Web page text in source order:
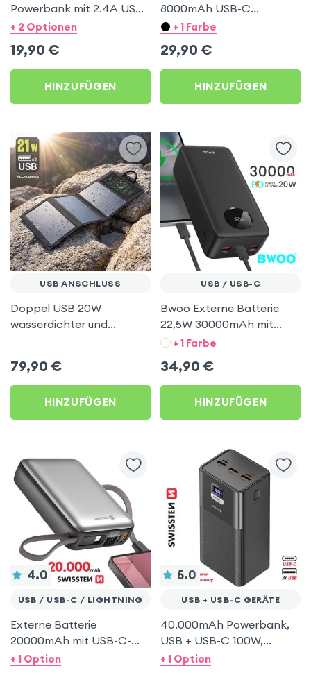
Powerbank mit 2.4A USB-
Anschluss, Micro USB &
+ 2 Optionen
19,90 €
HINZUFÜGEN
8000mAh USB-C
Anschluss - x3 Akku
+ 1 Farbe
29,90 €
HINZUFÜGEN
USB ANSCHLUSS
Doppel USB 20W
wasserdichter und
79,90 €
HINZUFÜGEN
USB / USB-C
Bwoo Externe Batterie
22,5W 30000mAh mit
LCD-Display – Schwarz
+ 1 Farbe
34,90 €
HINZUFÜGEN
4.0
USB / USB-C / LIGHTNING
Externe Batterie
20000mAh mit USB-C-
und Lightning-Kabeln -
+ 1 Option
5.0
USB + USB-C GERÄTE
40.000mAh Powerbank,
USB + USB-C 100W,
Swissten Power Line –
+ 1 Option